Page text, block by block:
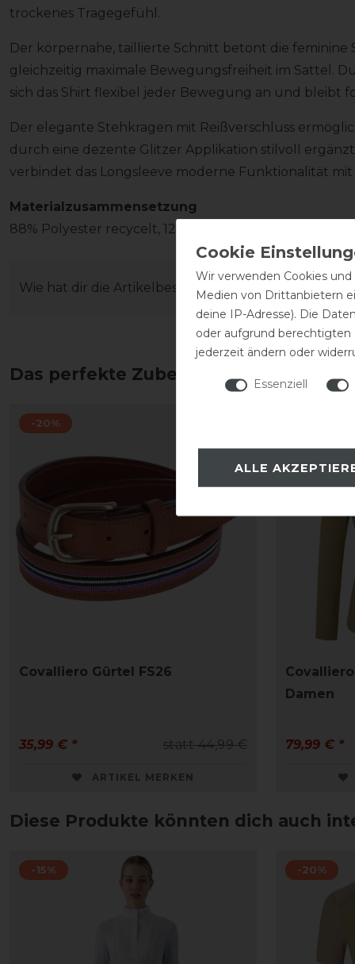
trockenes Tragegefühl.
Der körpernahe, taillierte Schnitt betont die
gleichzeitig maximale Bewegungsfreiheit im Sattel.
sich das Shirt flexibel jeder Bewegung an und bleibt
Der elegante Stehkragen mit Reißverschluss
durch eine dezente Glitzer Applikation stilvoll
verbindet das Longsleeve moderne Funktionalität
Materialzusammensetzung
88% Polyester recycelt, 12% Elasthan
Wie hat dir die Artikelbeschreibung gefallen?
Das perfekte Zubehör für dich
-20%
Covalliero Gürtel FS26
statt 44,99 €
35,99 € *
ARTIKEL MERKEN
Damen
79,99 € *
Diese Produkte könnten dich auch
-15% -20%
Wir verwenden Cookies
Medien von Drittanbietern
deine IP-Adresse). Die
oder aufgrund berechtigten
jederzeit ändern oder
Essenziell
ALLE